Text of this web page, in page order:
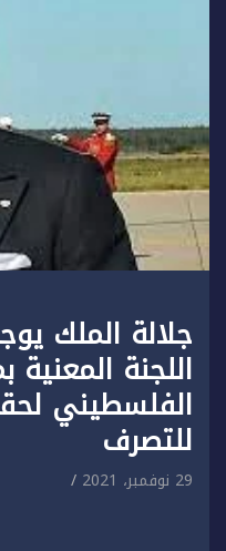
جلالة الملك
اللجنة
الفلسطيني
للتصرف
29 نوفمبر، 2021